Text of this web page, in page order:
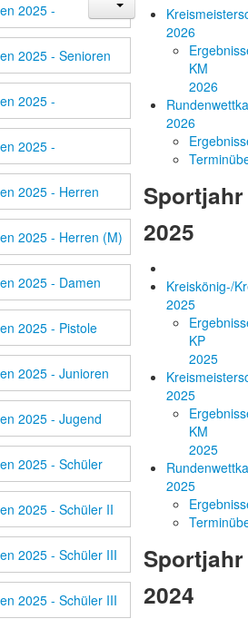
2025 -
2025 - Senioren
2025 -
2025 -
2025 - Herren
2025 - Herren (M)
2025 - Damen
2025 - Pistole
2025 - Junioren
2025 - Jugend
2025 - Schüler
2025 - Schüler II
2025 - Schüler III
2025 - Schüler III
2026
KM
2026
2026
Sportjahr
2025
Kreiskönig-/
2025
KP
2025
2025
KM
2025
2025
Sportjahr
2024